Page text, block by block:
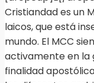
Cristiandad es un
laicos, que está
mundo. El MCC
activamente en la
finalidad